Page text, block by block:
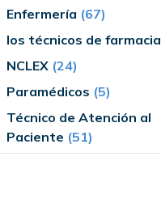
Enfermería (67)
los técnicos de farmacia
NCLEX(24)
Paramédicos (5)
Técnico de Atención al
Paciente (51)